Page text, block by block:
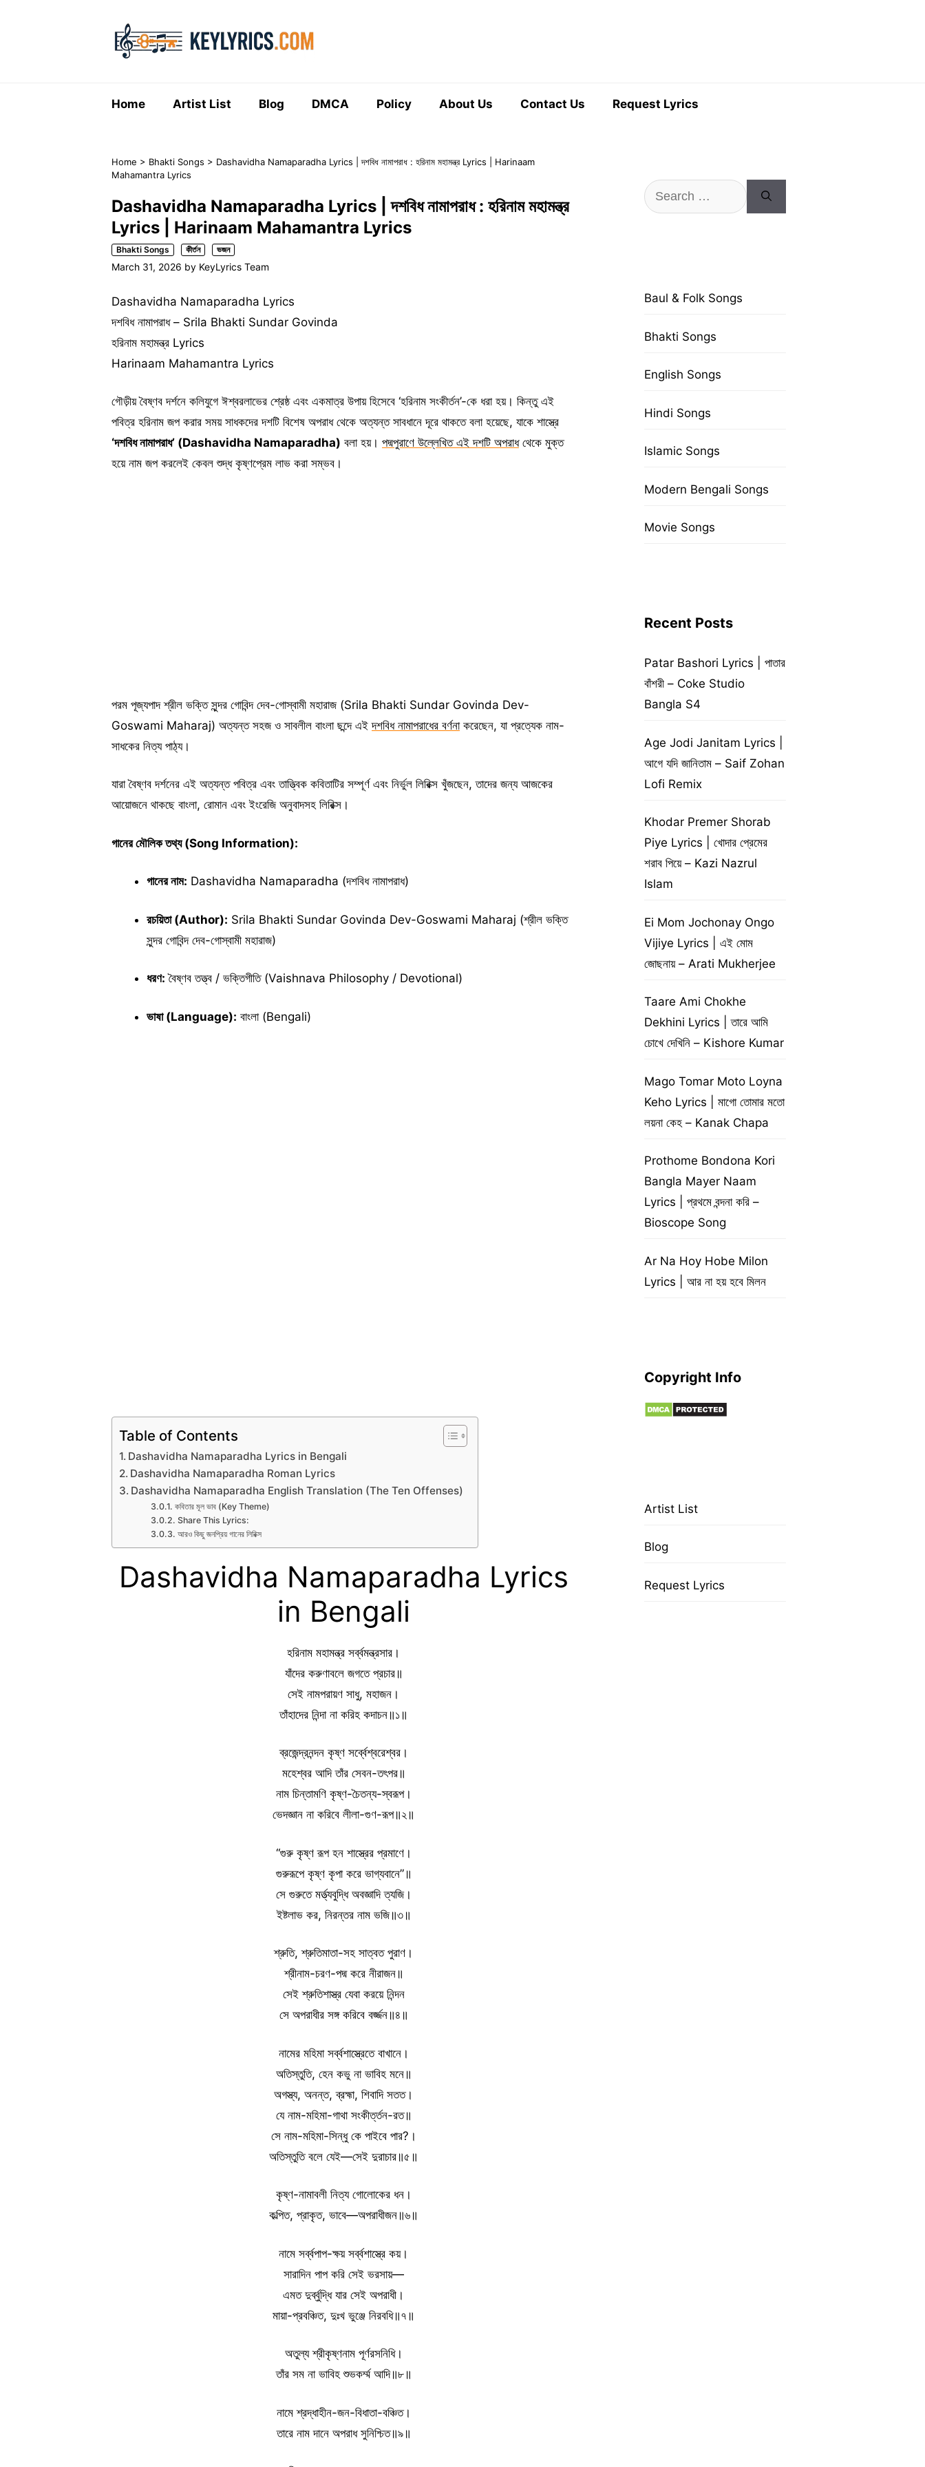
Home Artist List Blog DMCA Policy About Us Contact Us Request Lyrics
Home > Bhakti Songs > Dashavidha Namaparadha Lyrics | দশবিধ নামাপরাধ : হরিনাম মহামন্ত্র Lyrics | Harinaam
Mahamantra Lyrics
Dashavidha Namaparadha Lyrics | দশবিধ নামাপরাধ : হরিনাম মহামন্ত্র
Lyrics | Harinaam Mahamantra Lyrics
Bhakti Songs কীর্তন ভজন
March 31, 2026 by KeyLyrics Team
Dashavidha Namaparadha Lyrics
দশবিধ নামাপরাধ – Srila Bhakti Sundar Govinda
হরিনাম মহামন্ত্র Lyrics
Harinaam Mahamantra Lyrics
গৌড়ীয় বৈষ্ণব দর্শনে কলিযুগে ঈশ্বরলাভের শ্রেষ্ঠ এবং একমাত্র উপায় হিসেবে ‘হরিনাম সংকীর্তন’-কে ধরা হয়। কিন্তু এই
পবিত্র হরিনাম জপ করার সময় সাধকদের দশটি বিশেষ অপরাধ থেকে অত্যন্ত সাবধানে দূরে থাকতে বলা হয়েছে, যাকে শাস্ত্রে
‘দশবিধ নামাপরাধ’ (Dashavidha Namaparadha) বলা হয়। পদ্মপুরাণে উল্লেখিত এই দশটি অপরাধথেকে মুক্ত
হয়ে নাম জপ করলেই কেবল শুদ্ধ কৃষ্ণপ্রেম লাভ করা সম্ভব।
পরম পূজ্যপাদ শ্রীল ভক্তি সুন্দর গোবিন্দ দেব-গোস্বামী মহারাজ (Srila Bhakti Sundar Govinda Dev-
Goswami Maharaj) অত্যন্ত সহজ ও সাবলীল বাংলা ছন্দে এইদশবিধ নামাপরাধের বর্ণনাকরেছেন, যা প্রত্যেক নাম-
সাধকের নিত্য পাঠ্য।
যারা বৈষ্ণব দর্শনের এই অত্যন্ত পবিত্র এবং তাত্ত্বিক কবিতাটির সম্পূর্ণ এবং নির্ভুল লিরিক্স খুঁজছেন, তাদের জন্য আজকের
আয়োজনে থাকছে বাংলা, রোমান এবং ইংরেজি অনুবাদসহ লিরিক্স।
গানের মৌলিক তথ্য (Song Information):
গানের নাম: Dashavidha Namaparadha (দশবিধ নামাপরাধ)
রচয়িতা (Author): Srila Bhakti Sundar Govinda Dev-Goswami Maharaj (শ্রীল ভক্তি
সুন্দর গোবিন্দ দেব-গোস্বামী মহারাজ)
ধরণ: বৈষ্ণব তত্ত্ব / ভক্তিগীতি (Vaishnava Philosophy / Devotional)
ভাষা (Language): বাংলা (Bengali)
Table of Contents
Dashavidha Namaparadha Lyrics in Bengali
Dashavidha Namaparadha Roman Lyrics
Dashavidha Namaparadha English Translation (The Ten Offenses)
কবিতার মূল ভাব (Key Theme)
Share This Lyrics:
আরও কিছু জনপ্রিয় গানের লিরিক্স
Dashavidha Namaparadha Lyrics
in Bengali
হরিনাম মহামন্ত্র সর্ব্বমন্ত্রসার।
যাঁদের করুণাবলে জগতে প্রচার॥
সেই নামপরায়ণ সাধু, মহাজন।
তাঁহাদের নিন্দা না করিহ কদাচন॥১॥
ব্রজেন্দ্রনন্দন কৃষ্ণ সর্ব্বেশ্বরেশ্বর।
মহেশ্বর আদি তাঁর সেবন-তৎপর॥
নাম চিন্তামণি কৃষ্ণ-চৈতন্য-স্বরূপ।
ভেদজ্ঞান না করিবে লীলা-গুণ-রূপ॥২॥
“গুরু কৃষ্ণ রূপ হন শাস্ত্রের প্রমাণে।
গুরুরূপে কৃষ্ণ কৃপা করে ভাগ্যবানে”॥
সে গুরুতে মর্ত্ত্যবুদ্ধি অবজ্ঞাদি ত্যজি।
ইষ্টলাভ কর, নিরন্তর নাম ভজি॥৩॥
শ্রুতি, শ্রুতিমাতা-সহ সাত্বত পুরাণ।
শ্রীনাম-চরণ-পদ্ম করে নীরাজন॥
সেই শ্রুতিশাস্ত্র যেবা করয়ে নিন্দন
সে অপরাধীর সঙ্গ করিবে বর্জ্জন॥৪॥
নামের মহিমা সর্ব্বশাস্ত্রেতে বাখানে।
অতিস্তুতি, হেন কভু না ভাবিহ মনে॥
অগস্ত্য, অনন্ত, ব্রহ্মা, শিবাদি সতত।
যে নাম-মহিমা-গাথা সংকীর্ত্তন-রত॥
সে নাম-মহিমা-সিন্ধু কে পাইবে পার?।
অতিস্তুতি বলে যেই—সেই দুরাচার॥৫॥
কৃষ্ণ-নামাবলী নিত্য গোলোকের ধন।
কল্পিত, প্রাকৃত, ভাবে—অপরাধীজন॥৬॥
নামে সর্ব্বপাপ-ক্ষয় সর্ব্বশাস্ত্রে কয়।
সারাদিন পাপ করি সেই ভরসায়—
এমত দুর্ব্বুদ্ধি যার সেই অপরাধী।
মায়া-প্রবঞ্চিত, দুঃখ ভুঞ্জে নিরবধি॥৭॥
অতুল্য শ্রীকৃষ্ণনাম পূর্ণরসনিধি।
তাঁর সম না ভাবিহ শুভকর্ম্ম আদি॥৮॥
নামে শ্রদ্ধাহীন-জন-বিধাতা-বঞ্চিত।
তারে নাম দানে অপরাধ সুনিশ্চিত॥৯॥
Search
for:
Baul & Folk Songs
Bhakti Songs
English Songs
Hindi Songs
Islamic Songs
Modern Bengali Songs
Movie Songs
Recent Posts
Patar Bashori Lyrics | পাতার
বাঁশরী – Coke Studio
Bangla S4
Age Jodi Janitam Lyrics |
আগে যদি জানিতাম – Saif Zohan
Lofi Remix
Khodar Premer Shorab
Piye Lyrics | খোদার প্রেমের
শরাব পিয়ে – Kazi Nazrul
Islam
Ei Mom Jochonay Ongo
Vijiye Lyrics | এই মোম
জোছনায় – Arati Mukherjee
Taare Ami Chokhe
Dekhini Lyrics | তারে আমি
চোখে দেখিনি – Kishore Kumar
Mago Tomar Moto Loyna
Keho Lyrics | মাগো তোমার মতো
লয়না কেহ – Kanak Chapa
Prothome Bondona Kori
Bangla Mayer Naam
Lyrics | প্রথমে বন্দনা করি –
Bioscope Song
Ar Na Hoy Hobe Milon
Lyrics | আর না হয় হবে মিলন
Copyright Info
Artist List
Blog
Request Lyrics